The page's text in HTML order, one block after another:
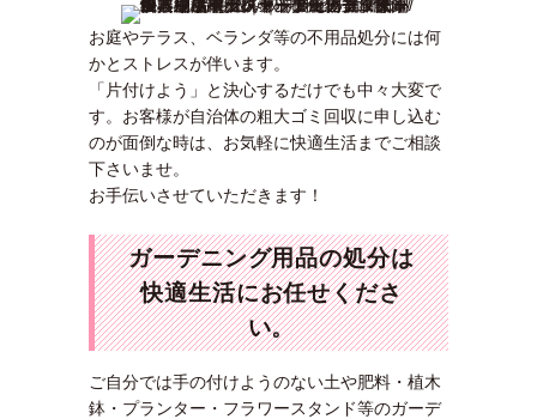
お庭やテラス、ベランダ等の不用品処分には何
かとストレスが伴います。
「片付けよう」と決心するだけでも中々大変で
す。お客様が自治体の粗大ゴミ回収に申し込む
のが面倒な時は、お気軽に快適生活までご相談
下さいませ。
お手伝いさせていただきます！
ガーデニング用品の処分は
快適生活にお任せくださ
い。
ご自分では手の付けようのない土や肥料・植木
鉢・プランター・フラワースタンド等のガーデ